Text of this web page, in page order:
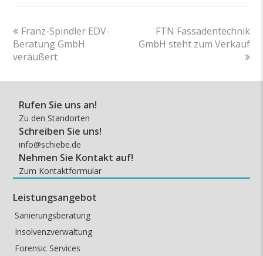
previous
post:
Franz-Spindler EDV-
Beratung GmbH
veräußert
next
post:
FTN Fassadentechnik
GmbH steht zum Verkauf
Rufen Sie uns an!
Zu den Standorten
Schreiben Sie uns!
info@schiebe.de
Nehmen Sie Kontakt auf!
Zum Kontaktformular
Leistungsangebot
Sanierungsberatung
Insolvenzverwaltung
Forensic Services